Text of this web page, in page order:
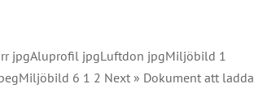
jpgAluprofil jpgLuftdon jpgMiljöbild 1
6 1 2 Next » Dokument att ladda